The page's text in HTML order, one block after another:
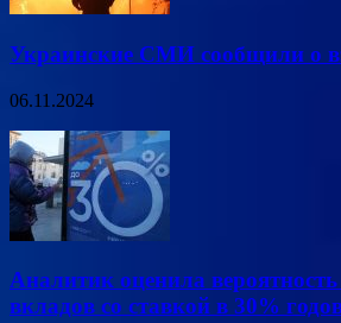
Украинские СМИ сообщили о
06.11.2024
Аналитик оценила
вкладов со ставкой в 30%